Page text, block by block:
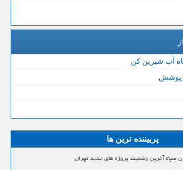
آب شیرین کن
پوشش
پربیننده ترین ها
سپاه آخرین وضعیت پروژه های جدید تهران